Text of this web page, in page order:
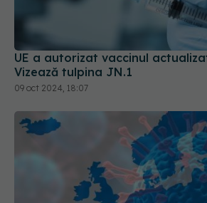
Vizează tulpina JN.1
09 oct 2024, 18:07